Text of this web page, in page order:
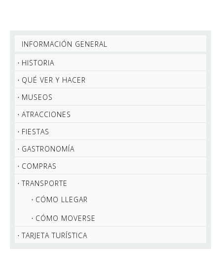
INFORMACIÓN GENERAL
HISTORIA
QUÉ VER Y HACER
MUSEOS
ATRACCIONES
FIESTAS
GASTRONOMÍA
COMPRAS
TRANSPORTE
CÓMO LLEGAR
CÓMO MOVERSE
TARJETA TURÍSTICA